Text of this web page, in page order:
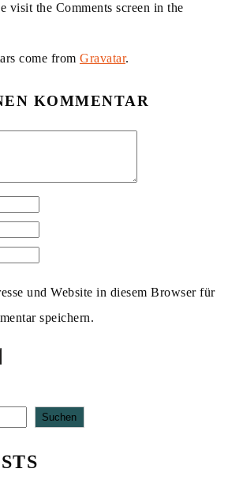
visit the Comments screen in the
come from Gravatar.
KOMMENTAR
und Website in diesem Browser für
speichern.
Suchen